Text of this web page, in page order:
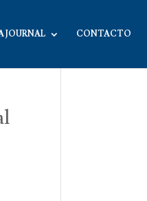
JOURNAL CONTACTO